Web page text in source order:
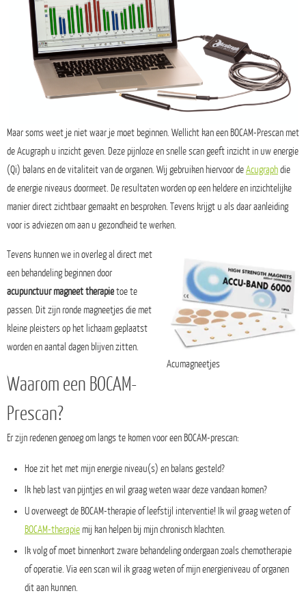
Maar soms weet je niet waar je moet beginnen. Wellicht kan een BOCAM-Prescan met
de Acugraph u inzicht geven. Deze pijnloze en snelle scan geeft inzicht in uw energie
(Qi) balans en de vitaliteit van de organen. Wij gebruiken hiervoor deAcugraphdie
de energie niveaus doormeet. De resultaten worden op een heldere en inzichtelijke
manier direct zichtbaar gemaakt en besproken. Tevens krijgt u als daar aanleiding
voor is adviezen om aan u gezondheid te werken.
Acumagneetjes
Tevens kunnen we in overleg al direct met
een behandeling beginnen door
acupunctuur magneet therapietoe te
passen. Dit zijn ronde magneetjes die met
kleine pleisters op het lichaam geplaatst
worden en aantal dagen blijven zitten.
Waarom een BOCAM-
Prescan?
Er zijn redenen genoeg om langs te komen voor een BOCAM-prescan:
Hoe zit het met mijn energie niveau(s) en balans gesteld?
Ik heb last van pijntjes en wil graag weten waar deze vandaan komen?
U overweegt de BOCAM-therapie of leefstijl interventie! Ik wil graag weten of
BOCAM-therapiemij kan helpen bij mijn chronisch klachten.
Ik volg of moet binnenkort zware behandeling ondergaan zoals chemotherapie
of operatie. Via een scan wil ik graag weten of mijn energieniveau of organen
dit aan kunnen.